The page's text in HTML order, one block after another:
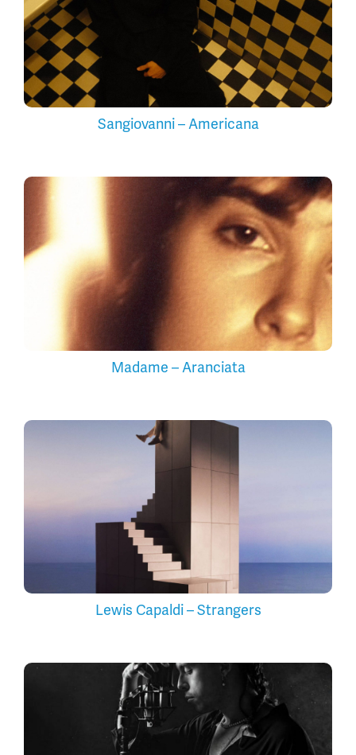
Sangiovanni – Americana
Madame – Aranciata
Lewis Capaldi – Strangers